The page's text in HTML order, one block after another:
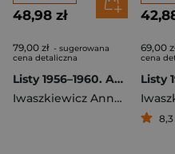
48,98 zł
79,00 zł - sugerowana
cena detaliczna
Listy 1956–1960. Anna i Jarosław Iwaszkiewiczowie
Iwaszkiewicz Anna,
69,00
cena
Listy
8,3